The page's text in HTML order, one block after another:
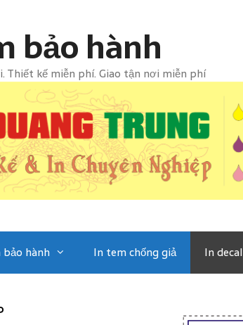
bảo hành
Thiết kế miễn phí. Giao tận nơi miễn phí
bảo hành In tem chống giả In decal